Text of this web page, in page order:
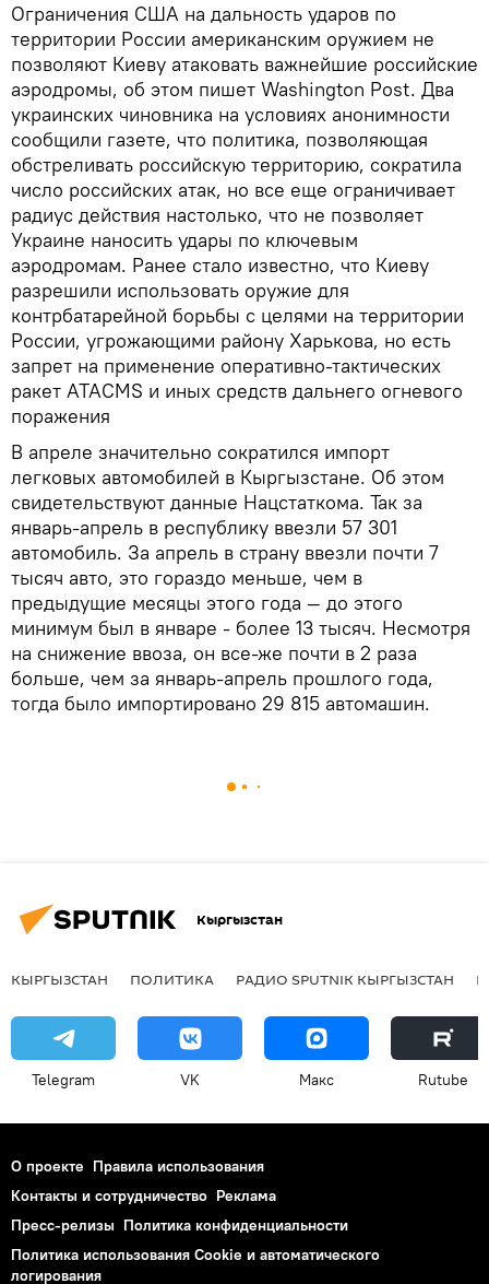
Ограничения США на дальность ударов по
территории России американским оружием не
позволяют Киеву атаковать важнейшие российские
аэродромы, об этом пишет Washington Post. Два
украинских чиновника на условиях анонимности
сообщили газете, что политика, позволяющая
обстреливать российскую территорию, сократила
число российских атак, но все еще ограничивает
радиус действия настолько, что не позволяет
Украине наносить удары по ключевым
аэродромам. Ранее стало известно, что Киеву
разрешили использовать оружие для
контрбатарейной борьбы с целями на территории
России, угрожающими району Харькова, но есть
запрет на применение оперативно-тактических
ракет ATACMS и иных средств дальнего огневого
поражения
В апреле значительно сократился импорт
легковых автомобилей в Кыргызстане. Об этом
свидетельствуют данные Нацстаткома. Так за
январь-апрель в республику ввезли 57 301
автомобиль. За апрель в страну ввезли почти 7
тысяч авто, это гораздо меньше, чем в
предыдущие месяцы этого года — до этого
минимум был в январе - более 13 тысяч. Несмотря
на снижение ввоза, он все-же почти в 2 раза
больше, чем за январь-апрель прошлого года,
тогда было импортировано 29 815 автомашин.
Кыргызстан
КЫРГЫЗСТАН ПОЛИТИКА РАДИО SPUTNIK КЫРГЫЗСТАН
Telegram VK Макс Rutube
О проекте Правила использования
Контакты и сотрудничество Реклама
Пресс-релизы Политика конфиденциальности
Политика использования Cookie и автоматического
логирования